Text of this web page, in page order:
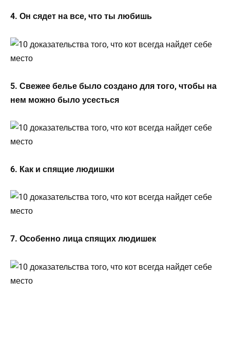
4. Он сядет на все, что ты любишь
5. Свежее белье было создано для того, чтобы на
нем можно было усесться
6. Как и спящие людишки
7. Особенно лица спящих людишек